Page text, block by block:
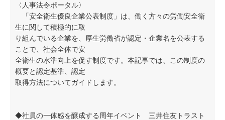
〈人事法令ポータル〉
「安全衛生優良企業公表制度」は、働く方々の労働安全衛
生に関して積極的に取
り組んでいる企業を、厚生労働省が認定・企業名を公表する
ことで、社会全体で安
全衛生の水準向上を促す制度です。本記事では、この制度の
概要と認定基準、認定
取得方法についてガイドします。
◆社員の一体感を醸成する周年イベント 三井住友トラスト